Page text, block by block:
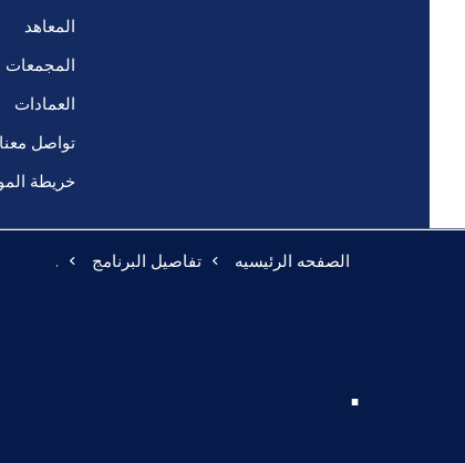
المعاهد
المجمعات
العمادات
تواصل معنا
خريطة
الصفحه الرئيسيه تفاصيل البرنامج .
.